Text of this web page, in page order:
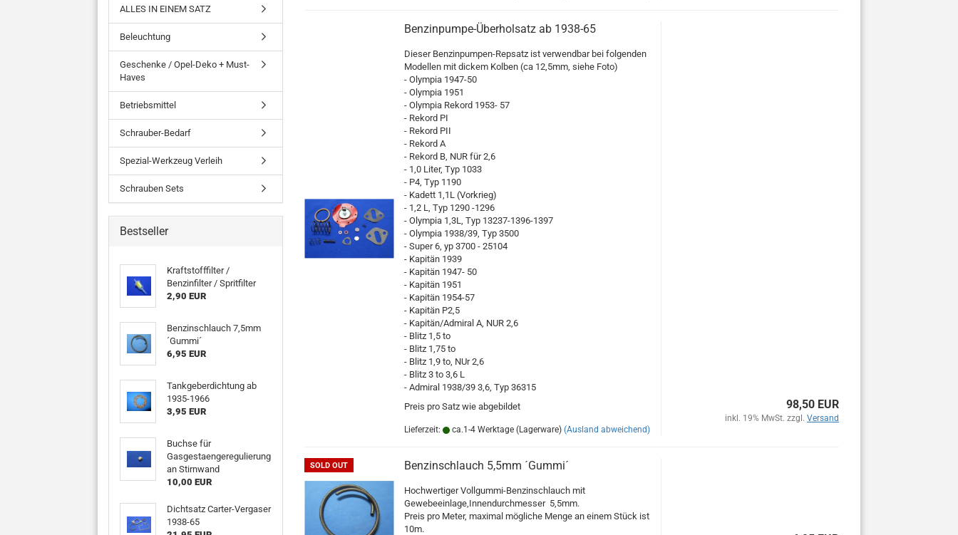
Benzinpumpe-Überholsatz ab 1938-65
Dieser Benzinpumpen-Repsatz ist verwendbar bei folgenden
Modellen mit dickem Kolben (ca 12,5mm, siehe Foto)
- Olympia 1947-50
- Olympia 1951
- Olympia Rekord 1953- 57
- Rekord PI
- Rekord PII
- Rekord A
- Rekord B, NUR für 2,6
- 1,0 Liter, Typ 1033
- P4, Typ 1190
- Kadett 1,1L (Vorkrieg)
- 1,2 L, Typ 1290 -1296
- Olympia 1,3L, Typ 13237-1396-1397
- Olympia 1938/39, Typ 3500
- Super 6, yp 3700 - 25104
- Kapitän 1939
- Kapitän 1947- 50
- Kapitän 1951
- Kapitän 1954-57
- Kapitän P2,5
- Kapitän/Admiral A, NUR 2,6
- Blitz 1,5 to
- Blitz 1,75 to
- Blitz 1,9 to, NUr 2,6
- Blitz 3 to 3,6 L
- Admiral 1938/39 3,6, Typ 36315
Preis pro Satz wie abgebildet
Lieferzeit: ca.1-4 Werktage (Lagerware) (Ausland abweichend)
98,50 EUR
inkl. 19% MwSt. zzgl. Versand
SOLD OUT Benzinschlauch 5,5mm ´Gummi´
Hochwertiger Vollgummi-Benzinschlauch mit
Gewebeeinlage,Innendurchmesser 5,5mm.
Preis pro Meter, maximal mögliche Menge an einem Stück ist
10m.
ALLES IN EINEM SATZ
Beleuchtung
Geschenke / Opel-Deko + Must-
Haves
Betriebsmittel
Schrauber-Bedarf
Spezial-Werkzeug Verleih
Schrauben Sets
Bestseller
Kraftstofffilter /
Benzinfilter / Spritfilter
2,90 EUR
Benzinschlauch 7,5mm
´Gummi´
6,95 EUR
Tankgeberdichtung ab
1935-1966
3,95 EUR
Buchse für
Gasgestaengeregulierung
an Stirnwand
10,00 EUR
Dichtsatz Carter-Vergaser
1938-65